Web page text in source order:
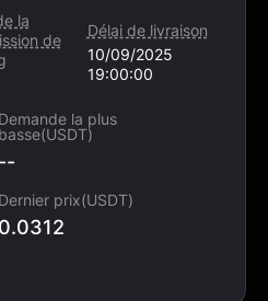
sur le mainnet
à la communauté d'utiliser
(dApps) à des coûts
la
de
Délai de livraison
10/09/2025
19:00:00
Demande la plus
basse(USDT)
--
Dernier prix(USDT)
0.0312